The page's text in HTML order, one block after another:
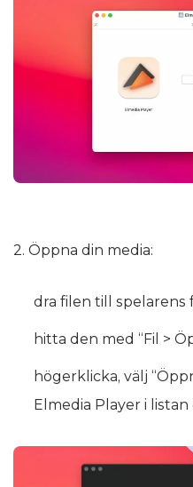
2. Öppna din media:
dra filen till spelarens
hitta den med “Fil >
högerklicka, välj
Elmedia Player i listan